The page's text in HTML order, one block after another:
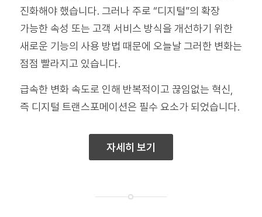
진화해야 했습니다. 그러나 주로 “디지털”의 확장
가능한 속성 또는 고객 서비스 방식을 개선하기 위한
새로운 기능의 사용 방법 때문에 오늘날 그러한 변화는
점점 빨라지고 있습니다.
급속한 변화 속도로 인해 반복적이고 끊임없는 혁신,
즉 디지털 트랜스포메이션은 필수 요소가 되었습니다.
자세히 보기